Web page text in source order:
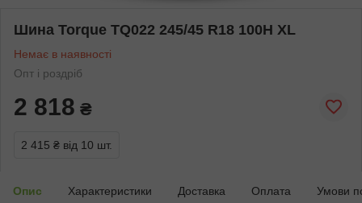
Шина Torque TQ022 245/45 R18 100H XL
Немає в наявності
Опт і роздріб
2 818 ₴
2 415 ₴ від 10 шт.
Опис Характеристики Доставка Оплата Умови